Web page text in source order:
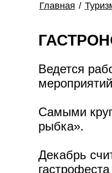
Главная /
Ведется
Самыми
рыбка».
Декабрь